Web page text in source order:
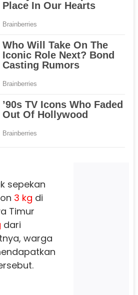
sepekan
3 kg di
Timur
dari
warga